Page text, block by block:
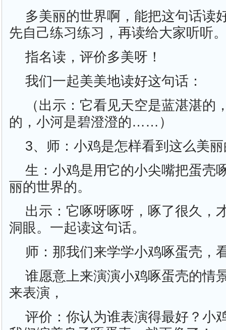
多美丽的世界啊，能把这句话读
先自己练习练习，再读给大家听听
指名读，评价多美呀！
我们一起美美地读好这句话：
（出示：它看见天空是蓝湛湛的
的，小河是碧澄澄的……）
3、师：小鸡是怎样看到这么美
生：小鸡是用它的小尖嘴把蛋壳
丽的世界的。
出示：它啄呀啄呀，啄了很久，
洞眼。一起读这句话。
师：那我们来学学小鸡啄蛋壳，
谁愿意上来演演小鸡啄蛋壳的情
来表演，
评价：你认为谁表演得最好？小